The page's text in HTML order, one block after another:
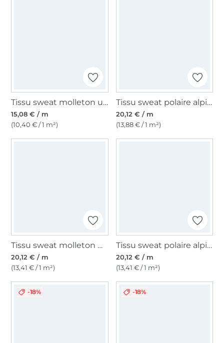
Tissu sweat molleton uni, noir
15,08 € / m
(10,40 € / 1 m²)
Tissu sweat polaire alpine Graffiti letters, multicolore
20,12 € / m
(13,88 € / 1 m²)
Tissu sweat molleton Denim Style, bleu foncé
20,12 € / m
(13,41 € / 1 m²)
Tissu sweat polaire alpine Batik Tie dye Stars, baie
20,12 € / m
(13,41 € / 1 m²)
-18% -18%